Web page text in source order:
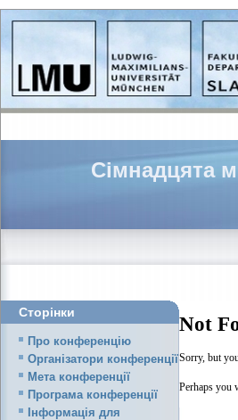
Сімнадцята
Not
Sorry, but
Perhaps you
Сторінки
Про конференцію
Організатори конференції
Мета конференції
Програма конференції
Iнформація для